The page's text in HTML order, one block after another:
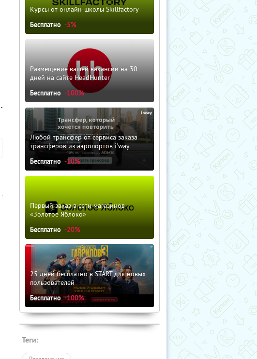
Курсы от онлайн-школы Skillfactory
Бесплатно -5%
Размещение вашей вакансии на 30
дней на сайте HeadHunter
Бесплатно -100%
Любой трансфер от сервиса заказа
трансферов из аэропортов i'way
Бесплатно -10%
Первый заказ в сети магазинов
«Золотое Яблоко»
Бесплатно -20%
25 дней бесплатно в START для новых
пользователей
Бесплатно -100%
Теги: